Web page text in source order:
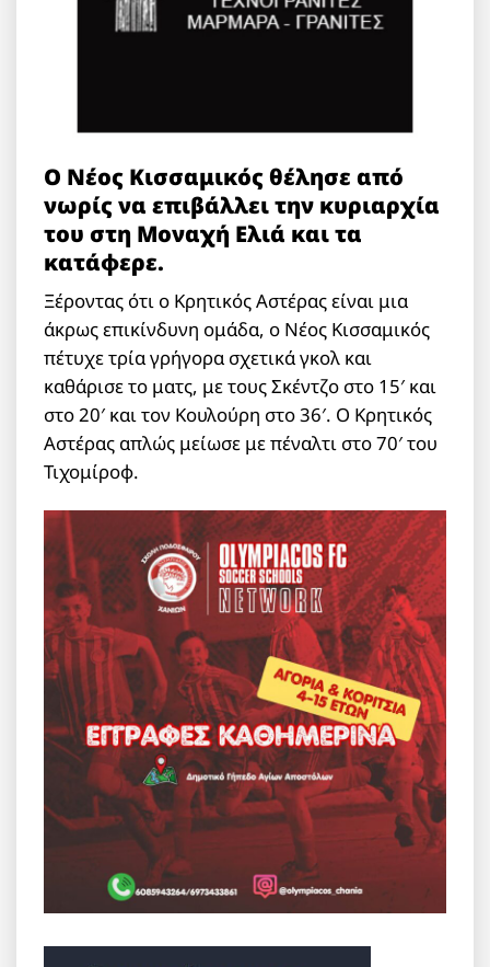
Ο Νέος Κισσαμικός θέλησε από
νωρίς να επιβάλλει την κυριαρχία
του στη Μοναχή Ελιά και τα
κατάφερε.
Ξέροντας ότι ο Κρητικός Αστέρας είναι μια
άκρως επικίνδυνη ομάδα, ο Νέος Κισσαμικός
πέτυχε τρία γρήγορα σχετικά γκολ και
καθάρισε το ματς, με τους Σκέντζο στο 15′ και
στο 20′ και τον Κουλούρη στο 36′. Ο Κρητικός
Αστέρας απλώς μείωσε με πέναλτι στο 70′ του
Τιχομίροφ.